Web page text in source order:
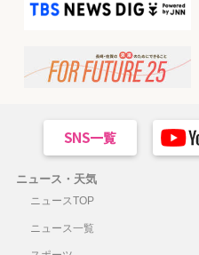
ニュース・天気
ニュースTOP
ニュース一覧